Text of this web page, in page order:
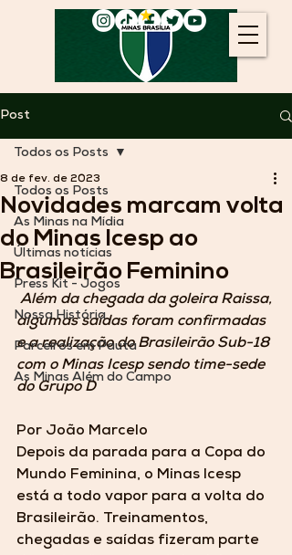
Post
Todos os Posts
As Minas na Mídia
Últimas notícias
Press Kit - Jogos
Nossa História
Parceiros em Pauta
As Minas Além do Campo
Todos os Posts
Novidades marcam volta
do Minas Icesp ao
Brasileirão Feminino
8 de fev. de 2023
Além da chegada da goleira Raissa,
algumas saídas foram confirmadas
e a realização do Brasileirão Sub-18
com o Minas Icesp sendo time-sede
do Grupo D
Por João Marcelo
Depois da parada para a Copa do
Mundo Feminina, o Minas Icesp
está a todo vapor para a volta do
Brasileirão. Treinamentos,
chegadas e saídas fizeram parte